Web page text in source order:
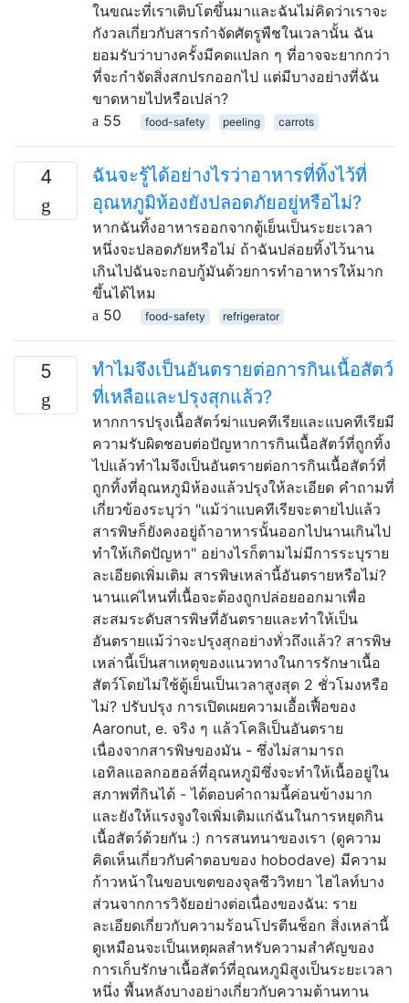
ในขณะที่เราเติบโตขึ้นมาและฉันไม่คิดว่าเราจะ
กังวลเกี่ยวกับสารกำจัดศัตรูพืชในเวลานั้น ฉัน
ยอมรับว่าบางครั้งมีคดแปลก ๆ ที่อาจจะยากกว่า
ที่จะกำจัดสิ่งสกปรกออกไป แต่มีบางอย่างที่ฉัน
ขาดหายไปหรือเปล่า?
55
food-safety peeling carrots
4
ฉันจะรู้ได้อย่างไรว่าอาหารที่ทิ้งไว้ที่
อุณหภูมิห้องยังปลอดภัยอยู่หรือไม่?
หากฉันทิ้งอาหารออกจากตู้เย็นเป็นระยะเวลา
หนึ่งจะปลอดภัยหรือไม่ ถ้าฉันปล่อยทิ้งไว้นาน
เกินไปฉันจะกอบกู้มันด้วยการทำอาหารให้มาก
ขึ้นได้ไหม
50
food-safety refrigerator
5
ทำไมจึงเป็นอันตรายต่อการกินเนื้อสัตว์
ที่เหลือและปรุงสุกแล้ว?
หากการปรุงเนื้อสัตว์ฆ่าแบคทีเรียและแบคทีเรียมี
ความรับผิดชอบต่อปัญหาการกินเนื้อสัตว์ที่ถูกทิ้ง
ไปแล้วทำไมจึงเป็นอันตรายต่อการกินเนื้อสัตว์ที่
ถูกทิ้งที่อุณหภูมิห้องแล้วปรุงให้ละเอียด คำถามที่
เกี่ยวข้องระบุว่า "แม้ว่าแบคทีเรียจะตายไปแล้ว
สารพิษก็ยังคงอยู่ถ้าอาหารนั้นออกไปนานเกินไป
ทำให้เกิดปัญหา" อย่างไรก็ตามไม่มีการระบุราย
ละเอียดเพิ่มเติม สารพิษเหล่านี้อันตรายหรือไม่?
นานแค่ไหนที่เนื้อจะต้องถูกปล่อยออกมาเพื่อ
สะสมระดับสารพิษที่อันตรายและทำให้เป็น
อันตรายแม้ว่าจะปรุงสุกอย่างทั่วถึงแล้ว? สารพิษ
เหล่านี้เป็นสาเหตุของแนวทางในการรักษาเนื้อ
สัตว์โดยไม่ใช้ตู้เย็นเป็นเวลาสูงสุด 2 ชั่วโมงหรือ
ไม่? ปรับปรุง การเปิดเผยความเอื้อเฟื้อของ
Aaronut, e. จริง ๆ แล้วโคลิเป็นอันตราย
เนื่องจากสารพิษของมัน - ซึ่งไม่สามารถ
เอทิลแอลกอฮอล์ที่อุณหภูมิซึ่งจะทำให้เนื้ออยู่ใน
สภาพที่กินได้ - ได้ตอบคำถามนี้ค่อนข้างมาก
และยังให้แรงจูงใจเพิ่มเติมแก่ฉันในการหยุดกิน
เนื้อสัตว์ด้วยกัน :) การสนทนาของเรา (ดูความ
คิดเห็นเกี่ยวกับคำตอบของ hobodave) มีความ
ก้าวหน้าในขอบเขตของจุลชีววิทยา ไฮไลท์บาง
ส่วนจากการวิจัยอย่างต่อเนื่องของฉัน: ราย
ละเอียดเกี่ยวกับความร้อนโปรตีนช็อก สิ่งเหล่านี้
ดูเหมือนจะเป็นเหตุผลสำหรับความสำคัญของ
การเก็บรักษาเนื้อสัตว์ที่อุณหภูมิสูงเป็นระยะเวลา
หนึ่ง พื้นหลังบางอย่างเกี่ยวกับความต้านทาน